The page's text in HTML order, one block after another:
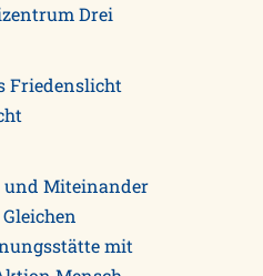
Drei
Friedenslicht
Miteinander
mit